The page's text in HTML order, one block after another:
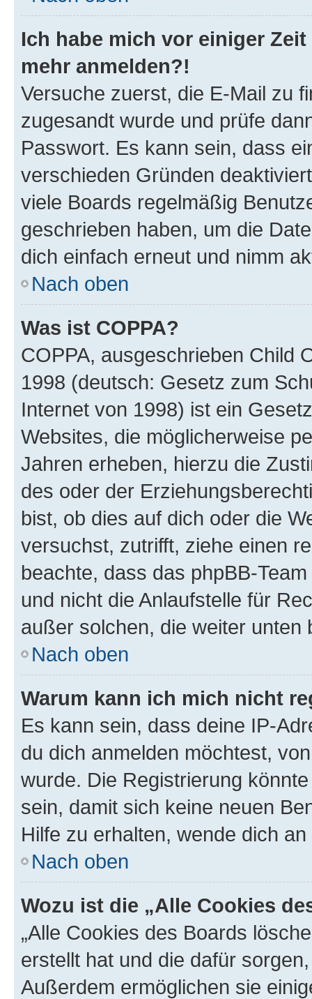
Ich habe mich vor einiger
mehr anmelden?!
Versuche zuerst, die E-Mail zu
zugesandt wurde und prüfe
Passwort. Es kann sein, dass
verschieden Gründen
viele Boards regelmäßig
geschrieben haben, um die
dich einfach erneut und nimm
Nach oben
Was ist COPPA?
COPPA, ausgeschrieben Child
1998 (deutsch: Gesetz zum
Internet von 1998) ist ein
Websites, die möglicherweise
Jahren erheben, hierzu die
des oder der
bist, ob dies auf dich oder die
versuchst, zutrifft, ziehe einen
beachte, dass das phpBB-
und nicht die Anlaufstelle für
außer solchen, die weiter unten
Nach oben
Warum kann ich mich nicht
Es kann sein, dass deine IP-
du dich anmelden möchtest,
wurde. Die Registrierung
sein, damit sich keine neuen
Hilfe zu erhalten, wende dich
Nach oben
Wozu ist die „Alle Cookies
„Alle Cookies des Boards
erstellt hat und die dafür
Außerdem ermöglichen sie